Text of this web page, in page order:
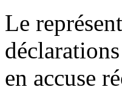
Le
en accuse